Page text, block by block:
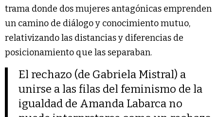
trama donde dos mujeres antagónicas emprenden
un camino de diálogo y conocimiento mutuo,
relativizando las distancias y diferencias de
posicionamiento que las separaban.
El rechazo (de Gabriela Mistral) a
unirse a las filas del feminismo de la
igualdad de Amanda Labarca no